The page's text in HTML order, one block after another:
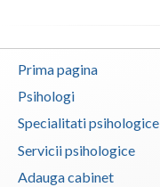
Prima pagina
Psihologi
Specialitati psihologice
Servicii psihologice
Adauga cabinet